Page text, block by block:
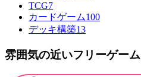
TCG7
カードゲーム100
デッキ構築13
雰囲気の近いフリーゲーム